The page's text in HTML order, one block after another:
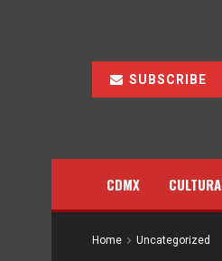
SUBSCRIBE
CDMX CULTURA
Home Uncategorized